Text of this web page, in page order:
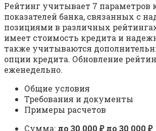
Рейтинг учитывает 7 параметров
показателей банка, связанных с
позициями в различных
имеет стоимость кредита и
также учитываются
опции кредита. Обновление
еженедельно.
Общие условия
Требования и документы
Примеры расчетов
Сумма: до 30 000 ₽ до 30 000 ₽